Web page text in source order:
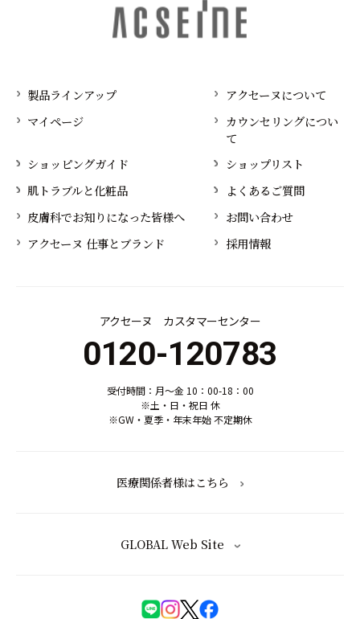
製品ラインアップ
アクセーヌについて
マイページ
カウンセリングについ
て
ショッピングガイド
ショップリスト
肌トラブルと化粧品
よくあるご質問
皮膚科でお知りになった皆様へ
お問い合わせ
アクセーヌ 仕事とブランド
採用情報
アクセーヌ カスタマーセンター
0120-120783
受付時間：月～金 10：00-18：00
※土・日・祝日 休
※GW・夏季・年末年始 不定期休
医療関係者様はこちら
GLOBAL Web Site